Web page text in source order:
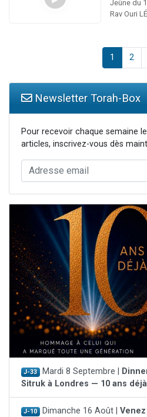
Jeûne du
Rav Ouri
1 2
Newsletter Torah-Box
Pour recevoir chaque semaine
articles, inscrivez-vous dès
J-33 Mardi 8 Septembre |
Sitruk à Londres — 10 ans déjà
J-10 Dimanche 16 Août |